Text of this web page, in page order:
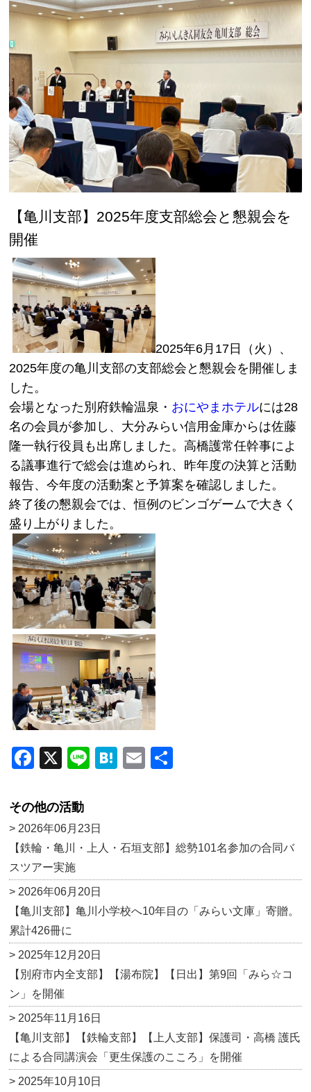
【亀川支部】2025年度支部総会と懇親会を
開催
2025年6月17日（火）、
2025年度の亀川支部の支部総会と懇親会を開催しま
した。
会場となった別府鉄輪温泉・ おにやまホテルには28
名の会員が参加し、大分みらい信用金庫からは佐藤
隆一執行役員も出席しました。高橋護常任幹事によ
る議事進行で総会は進められ、昨年度の決算と活動
報告、今年度の活動案と予算案を確認しました。
終了後の懇親会では、恒例のビンゴゲームで大きく
盛り上がりました。
F
c
e
b
o
o
k
X
Li
H
a
E
その他の活動
> 2026年06月23日
【鉄輪・亀川・上人・石垣支部】総勢101名参加の合同バ
スツアー実施
> 2026年06月20日
【亀川支部】亀川小学校へ10年目の「みらい文庫」寄贈。
累計426冊に
> 2025年12月20日
【別府市内全支部】【湯布院】【日出】第9回「みら☆コ
ン」を開催
> 2025年11月16日
【亀川支部】【鉄輪支部】【上人支部】保護司・高橋 護氏
による合同講演会「更生保護のこころ」を開催
> 2025年10月10日